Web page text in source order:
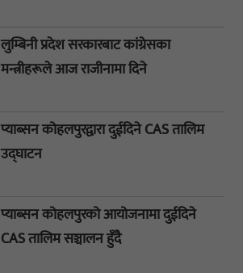
लुम्बिनी प्रदेश सरकारबाट कांग्रेसका
मन्त्रीहरूले आज राजीनामा दिने
प्याब्सन कोहलपुरद्वारा दुईदिने CAS तालिम
उद्घाटन
प्याब्सन कोहलपुरको आयोजनामा दुईदिने
CAS तालिम सञ्चालन हुँदै